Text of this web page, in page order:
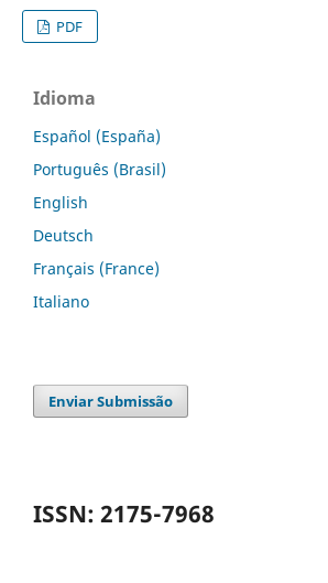
PDF
Idioma
Español (España)
Português (Brasil)
English
Deutsch
Français (France)
Italiano
Enviar Submissão
ISSN: 2175-7968